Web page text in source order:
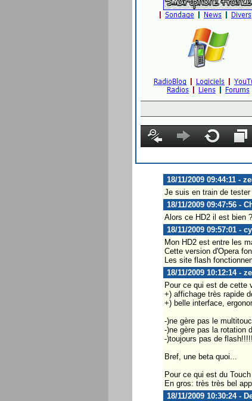
18/11/2009 09:44:11 -
Je suis en train de tester
18/11/2009 09:47:56 -
Alors ce HD2 il est bien ?
18/11/2009 09:57:01 -
Mon HD2 est entre les
Cette version d'Opera
Les site flash
18/11/2009 10:12:14 -
Pour ce qui est de cette
+) affichage très rapide
+) belle interface,
-)ne gère pas le
-)ne gère pas la rotation
-)toujours pas de
Bref, une beta quoi...
Pour ce qui est du Touch
En gros: très très bel
18/11/2009 10:30:24 -